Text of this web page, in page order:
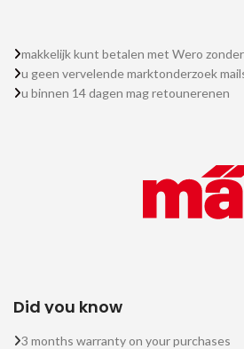
makkelijk kunt betalen met Wero
u geen vervelende marktonderzoek
u binnen 14 dagen mag retounerenen
Did you know
3 months warranty on your purchases